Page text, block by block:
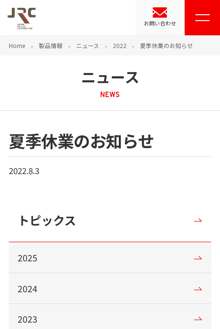
お問い合わせ
Home 製品情報 ニュース 2022 夏季休業のお知らせ
ニュース
NEWS
夏季休業のお知らせ
2022.8.3
トピックス
2025
2024
2023